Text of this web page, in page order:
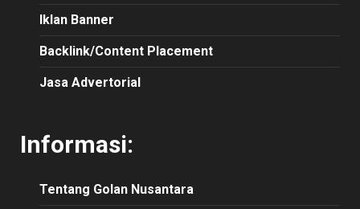
Iklan Banner
Backlink/Content Placement
Jasa Advertorial
Informasi:
Tentang Golan Nusantara